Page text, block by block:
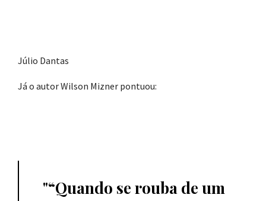
Júlio Dantas
Já o autor Wilson Mizner pontuou:
“Quando se rouba de um